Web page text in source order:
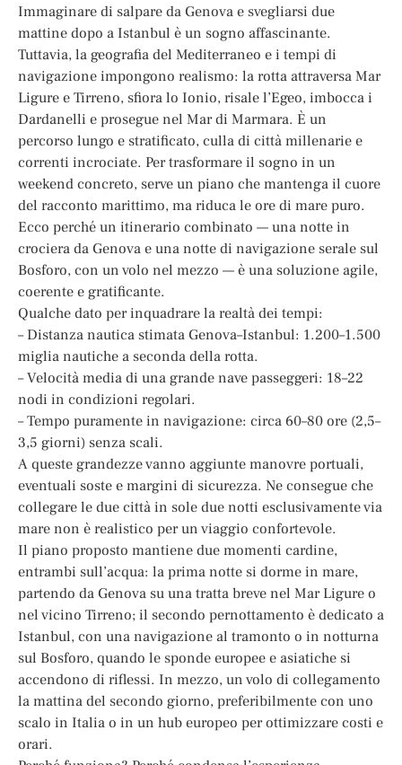
Immaginare di salpare da Genova e svegliarsi due
mattine dopo a Istanbul è un sogno affascinante.
Tuttavia, la geografia del Mediterraneo e i tempi di
navigazione impongono realismo: la rotta attraversa Mar
Ligure e Tirreno, sfiora lo Ionio, risale l’Egeo, imbocca i
Dardanelli e prosegue nel Mar di Marmara. È un
percorso lungo e stratificato, culla di città millenarie e
correnti incrociate. Per trasformare il sogno in un
weekend concreto, serve un piano che mantenga il cuore
del racconto marittimo, ma riduca le ore di mare puro.
Ecco perché un itinerario combinato — una notte in
crociera da Genova e una notte di navigazione serale sul
Bosforo, con un volo nel mezzo — è una soluzione agile,
coerente e gratificante.
Qualche dato per inquadrare la realtà dei tempi:
– Distanza nautica stimata Genova–Istanbul: 1.200–1.500
miglia nautiche a seconda della rotta.
– Velocità media di una grande nave passeggeri: 18–22
nodi in condizioni regolari.
– Tempo puramente in navigazione: circa 60–80 ore (2,5–
3,5 giorni) senza scali.
A queste grandezze vanno aggiunte manovre portuali,
eventuali soste e margini di sicurezza. Ne consegue che
collegare le due città in sole due notti esclusivamente via
mare non è realistico per un viaggio confortevole.
Il piano proposto mantiene due momenti cardine,
entrambi sull’acqua: la prima notte si dorme in mare,
partendo da Genova su una tratta breve nel Mar Ligure o
nel vicino Tirreno; il secondo pernottamento è dedicato a
Istanbul, con una navigazione al tramonto o in notturna
sul Bosforo, quando le sponde europee e asiatiche si
accendono di riflessi. In mezzo, un volo di collegamento
la mattina del secondo giorno, preferibilmente con uno
scalo in Italia o in un hub europeo per ottimizzare costi e
orari.